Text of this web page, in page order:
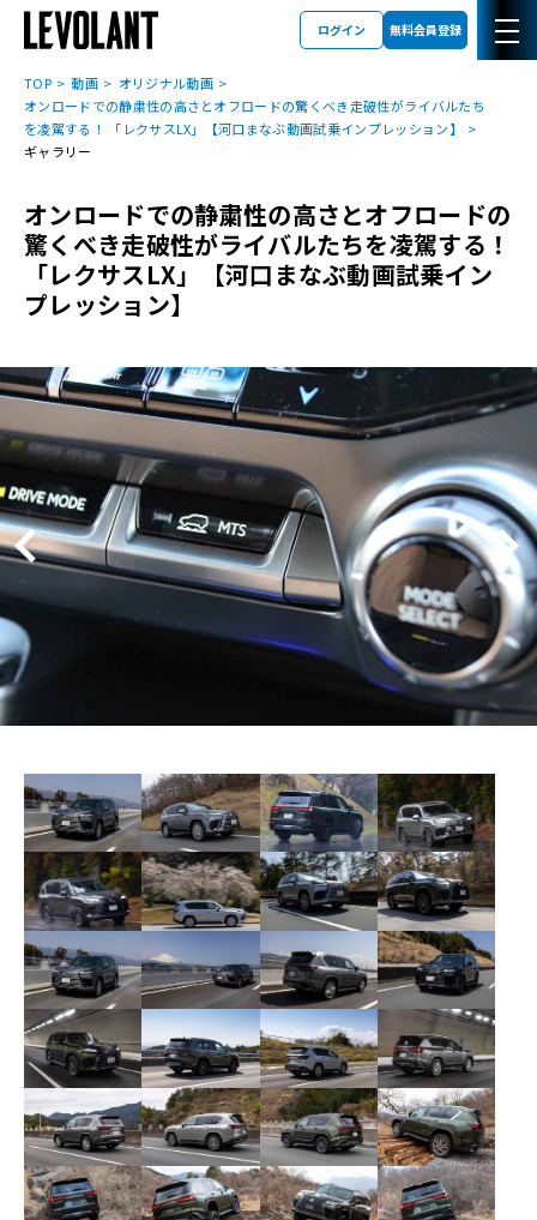
ログイン 無料会員登録
TOP 動画
オリジナル動画
オンロードでの静粛性の高さとオフロードの驚くべき走破性がライバルたち
を凌駕する！ 「レクサスLX」【河口まなぶ動画試乗インプレッション】
ギャラリー
オンロードでの静粛性の高さとオフロードの
驚くべき走破性がライバルたちを凌駕する！
「レクサスLX」【河口まなぶ動画試乗イン
プレッション】